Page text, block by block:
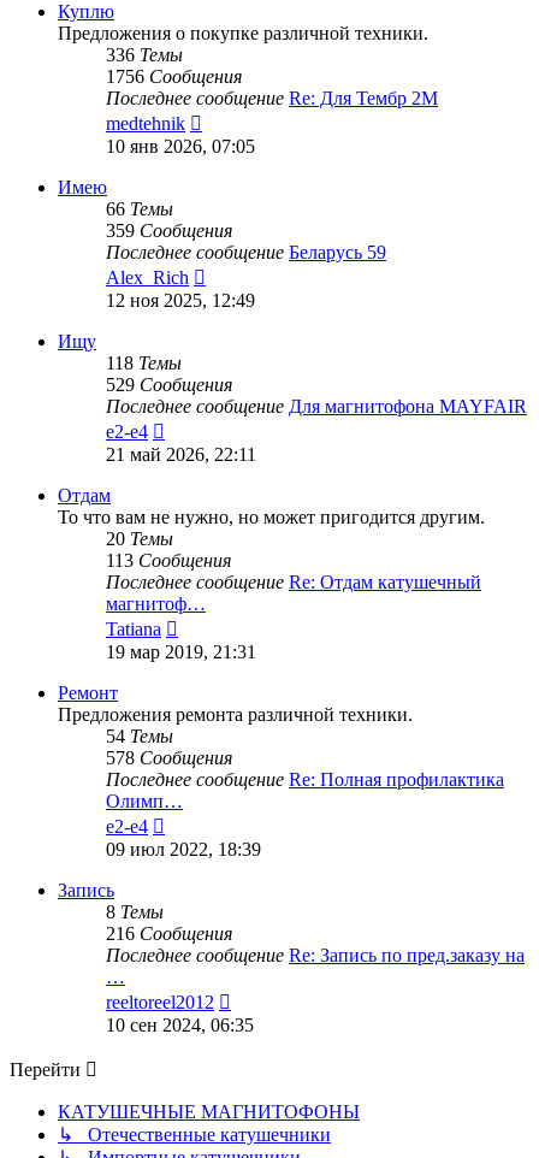
Куплю
Предложения о покупке различной техники.
336 Темы
1756 Сообщения
Последнее сообщение Re: Для Тембр 2М
medtehnik
последнему
10 янв 2026, 07:05
Имею
66 Темы
359 Сообщения
Последнее сообщение Беларусь 59
Alex_Rich
к
12 ноя 2025, 12:49
Ищу
118 Темы
529 Сообщения
Последнее сообщение Для магнитофона MAYFAIR
e2-e4
к
последнему
21 май 2026, 22:11
Отдам
То что вам не нужно, но может пригодится другим.
20 Темы
113 Сообщения
Последнее сообщение Re: Отдам катушечный
магнитоф…
Tatiana
к
последнему
19 мар 2019, 21:31
Ремонт
Предложения ремонта различной техники.
54 Темы
578 Сообщения
Последнее сообщение Re: Полная профилактика
Олимп…
e2-e4
к
последнему
09 июл 2022, 18:39
Запись
8 Темы
216 Сообщения
Последнее сообщение Re: Запись по пред.заказу на
…
reeltoreel2012
к
10 сен 2024, 06:35
Перейти
КАТУШЕЧНЫЕ МАГНИТОФОНЫ
↳ Отечественные катушечники